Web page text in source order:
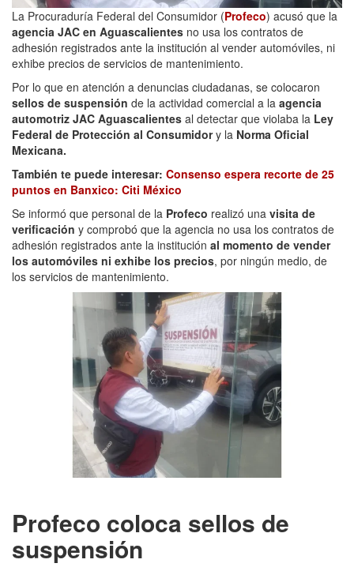
La Procuraduría Federal del Consumidor (Profeco) acusó que la
agencia JAC en Aguascalientes no usa los contratos de
adhesión registrados ante la institución al vender automóviles, ni
exhibe precios de servicios de mantenimiento.
Por lo que en atención a denuncias ciudadanas, se colocaron
sellos de suspensión de la actividad comercial a la agencia
automotriz JAC Aguascalientes al detectar que violaba la Ley
Federal de Protección al Consumidory la Norma Oficial
Mexicana.
También te puede interesar: Consenso espera recorte de 25
puntos en Banxico: Citi México
Se informó que personal de la Profeco realizó una visita de
verificación y comprobó que la agencia no usa los contratos de
adhesión registrados ante la institución al momento de vender
los automóviles ni exhibe los precios, por ningún medio, de
los servicios de mantenimiento.
Profeco coloca sellos de
suspensión